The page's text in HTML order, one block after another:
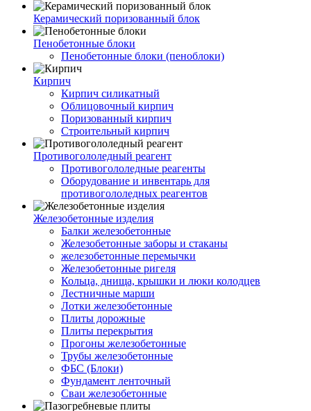
Керамический поризованный блок
Пенобетонные блоки
Пенобетонные блоки (пеноблоки)
Кирпич
Кирпич силикатный
Облицовочный кирпич
Поризованный кирпич
Строительный кирпич
Противогололедный реагент
Противогололедные реагенты
Оборудование и инвентарь для
противогололедных реагентов
Железобетонные изделия
Балки железобетонные
Железобетонные заборы и стаканы
железобетонные перемычки
Железобетонные ригеля
Кольца, днища, крышки и люки колодцев
Лестничные марши
Лотки железобетонные
Плиты дорожные
Плиты перекрытия
Прогоны железобетонные
Трубы железобетонные
ФБС (Блоки)
Фундамент ленточный
Сваи железобетонные